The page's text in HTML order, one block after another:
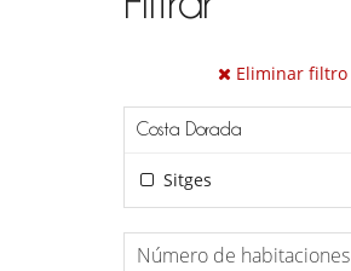
Eliminar filtro
Costa Dorada
Sitges
Número de habitaciones